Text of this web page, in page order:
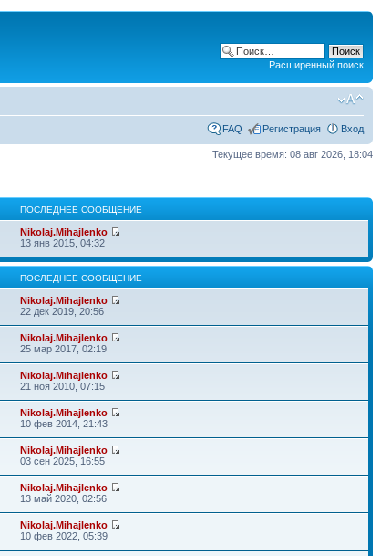
Расширенный поиск
FAQ Регистрация Вход
Текущее время: 08 авг 2026, 18:04
ПОСЛЕДНЕЕ СООБЩЕНИЕ
Nikolaj.Mihajlenko
13 янв 2015, 04:32
ПОСЛЕДНЕЕ СООБЩЕНИЕ
Nikolaj.Mihajlenko
22 дек 2019, 20:56
Nikolaj.Mihajlenko
25 мар 2017, 02:19
Nikolaj.Mihajlenko
21 ноя 2010, 07:15
Nikolaj.Mihajlenko
10 фев 2014, 21:43
Nikolaj.Mihajlenko
03 сен 2025, 16:55
Nikolaj.Mihajlenko
13 май 2020, 02:56
Nikolaj.Mihajlenko
10 фев 2022, 05:39